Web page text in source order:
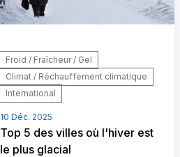
Froid / Fraîcheur / Gel
Climat / Réchauffement climatique
International
10 Déc. 2025
Top 5 des villes où l'hiver est
le plus glacial